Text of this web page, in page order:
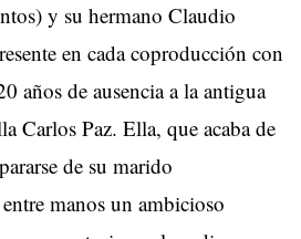
y su hermano Claudio
en cada coproducción con
años de ausencia a la antigua
Carlos Paz. Ella, que acaba de
de su marido
manos un ambicioso